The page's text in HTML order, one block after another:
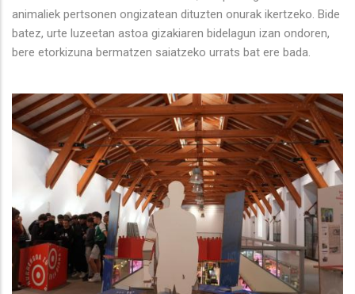
animaliek pertsonen ongizatean dituzten onurak ikertzeko. Bide
batez, urte luzeetan astoa gizakiaren bidelagun izan ondoren,
bere etorkizuna bermatzen saiatzeko urrats bat ere bada.